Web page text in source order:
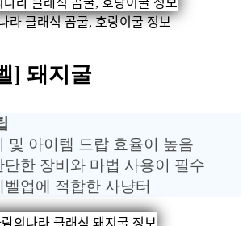
클래식 곰굴, 호랑이굴 정보
] 돼지굴
및 아이템 드랍 효율이 높음
단한 장비와 마법 사용이 필수
업에 적합한 사냥터